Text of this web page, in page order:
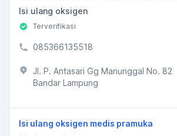
Isi ulang oksigen
Terverifikasi
085366135518
Jl. P. Antasari Gg Manunggal No. 82
Bandar Lampung
Isi ulang oksigen medis pramuka